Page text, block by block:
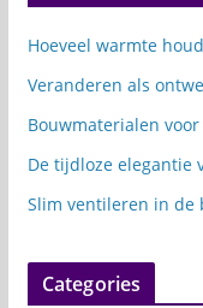
Hoeveel warmte
Veranderen als
Bouwmaterialen
De tijdloze elegantie
Slim ventileren in de
Categories